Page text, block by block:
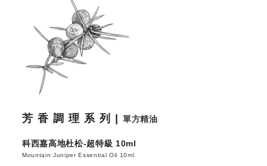
芳香調理系列| 單方精油
科西嘉高地杜松-超特級 10ml
Mountain Juniper Essential Oil 10ml